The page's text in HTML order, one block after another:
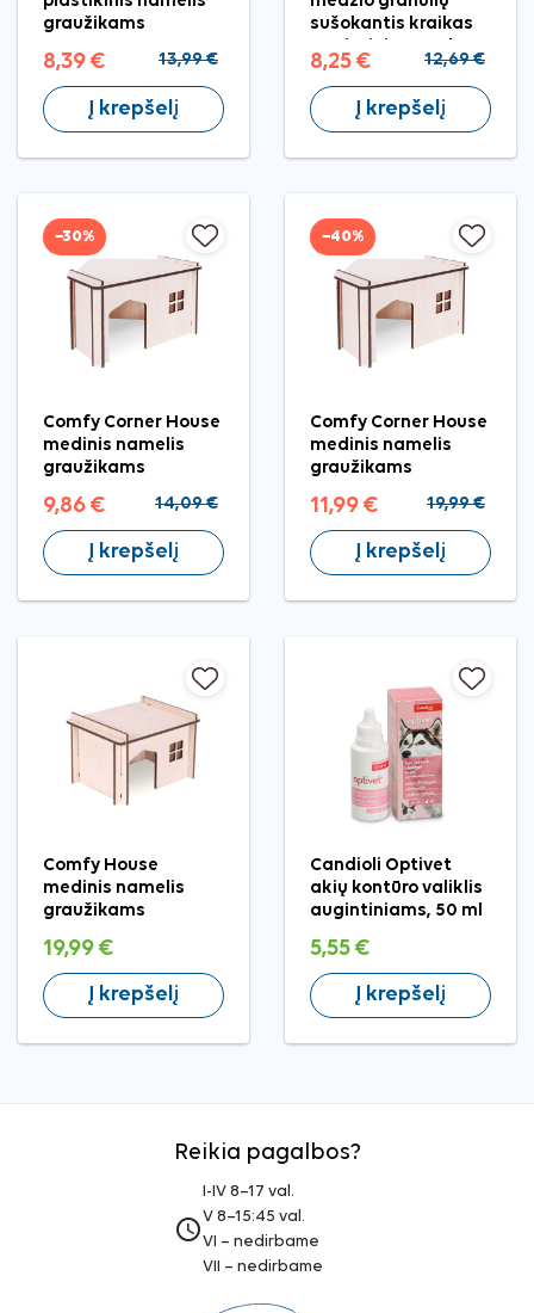
graužikams
8,39 € 13,99 €
Į krepšelį
sušokantis kraikas
8,25 € 12,69 €
Į krepšelį
−30%
Comfy Corner House
medinis namelis
graužikams
9,86 € 14,09 €
Į krepšelį
−40%
Comfy Corner House
medinis namelis
graužikams
11,99 € 19,99 €
Į krepšelį
Comfy House
medinis namelis
graužikams
19,99 €
Į krepšelį
Candioli Optivet
akių kontūro valiklis
augintiniams, 50 ml
5,55 €
Į krepšelį
Reikia pagalbos?
access_time
I-IV 8–17 val.
V 8–15:45 val.
VI – nedirbame
VII – nedirbame